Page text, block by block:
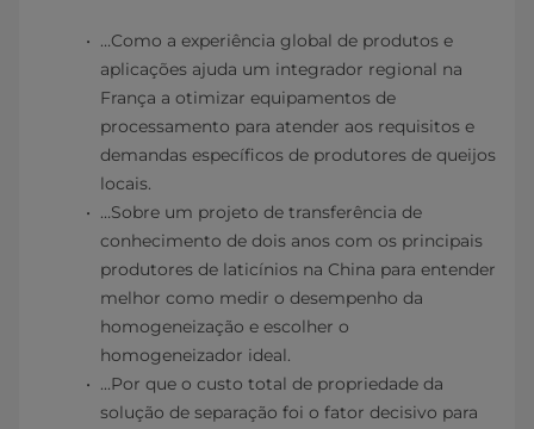
…Como a experiência global de produtos e
aplicações ajuda um integrador regional na
França a otimizar equipamentos de
processamento para atender aos requisitos e
demandas específicos de produtores de queijos
locais.
…Sobre um projeto de transferência de
conhecimento de dois anos com os principais
produtores de laticínios na China para entender
melhor como medir o desempenho da
homogeneização e escolher o
homogeneizador ideal.
...Por que o custo total de propriedade da
solução de separação foi o fator decisivo para